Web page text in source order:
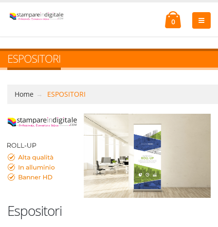
0
ESPOSITORI
Home ESPOSITORI
Espositori